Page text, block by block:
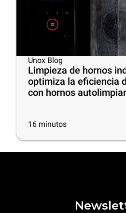
Unox Blog
Limpieza de hornos
optimiza la eficiencia
con hornos
16 minutos